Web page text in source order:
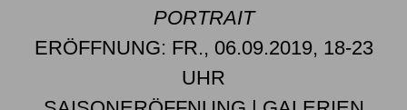
PORTRAIT
ERÖFFNUNG: FR., 06.09.2019, 18-23
UHR